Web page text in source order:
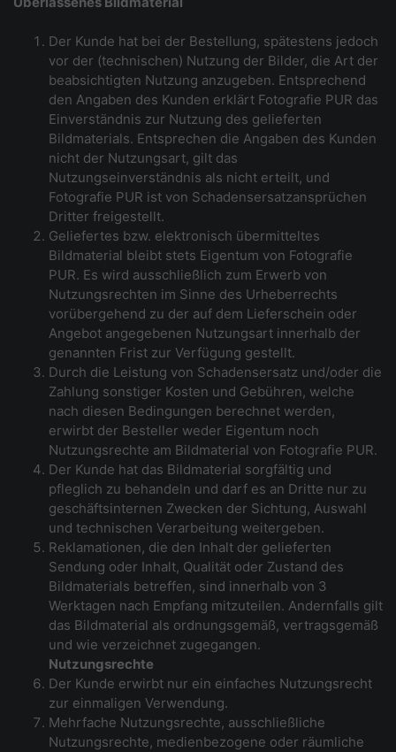
Der Kunde hat bei der Bestellung, spätestens jedoch
vor der (technischen) Nutzung der Bilder, die Art der
beabsichtigten Nutzung anzugeben. Entsprechend
den Angaben des Kunden erklärt Fotografie PUR das
Einverständnis zur Nutzung des gelieferten
Bildmaterials. Entsprechen die Angaben des Kunden
nicht der Nutzungsart, gilt das
Nutzungseinverständnis als nicht erteilt, und
Fotografie PUR ist von Schadensersatzansprüchen
Dritter freigestellt.
Geliefertes bzw. elektronisch übermitteltes
Bildmaterial bleibt stets Eigentum von Fotografie
PUR. Es wird ausschließlich zum Erwerb von
Nutzungsrechten im Sinne des Urheberrechts
vorübergehend zu der auf dem Lieferschein oder
Angebot angegebenen Nutzungsart innerhalb der
genannten Frist zur Verfügung gestellt.
Durch die Leistung von Schadensersatz und/oder die
Zahlung sonstiger Kosten und Gebühren, welche
nach diesen Bedingungen berechnet werden,
erwirbt der Besteller weder Eigentum noch
Nutzungsrechte am Bildmaterial von Fotografie PUR.
Der Kunde hat das Bildmaterial sorgfältig und
pfleglich zu behandeln und darf es an Dritte nur zu
geschäftsinternen Zwecken der Sichtung, Auswahl
und technischen Verarbeitung weitergeben.
Reklamationen, die den Inhalt der gelieferten
Sendung oder Inhalt, Qualität oder Zustand des
Bildmaterials betreffen, sind innerhalb von 3
Werktagen nach Empfang mitzuteilen. Andernfalls gilt
das Bildmaterial als ordnungsgemäß, vertragsgemäß
und wie verzeichnet zugegangen.
Nutzungsrechte
Der Kunde erwirbt nur ein einfaches Nutzungsrecht
zur einmaligen Verwendung.
Mehrfache Nutzungsrechte, ausschließliche
Nutzungsrechte, medienbezogene oder räumliche